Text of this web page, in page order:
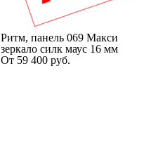
Ритм, панель 069 Макси
зеркало силк маус 16 мм
От 59 400 руб.